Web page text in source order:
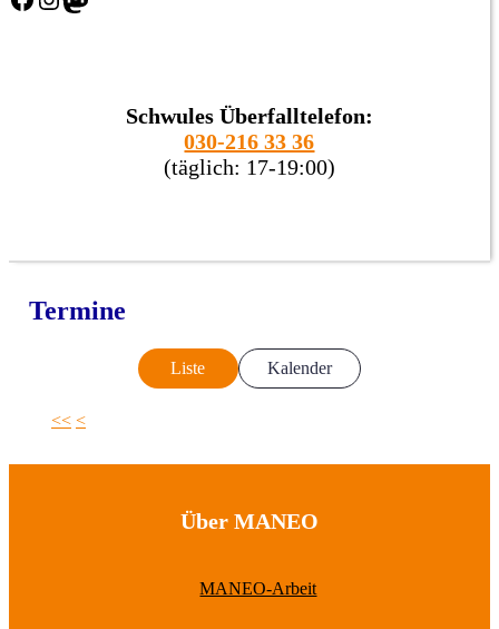
Schwules Überfalltelefon:
030-216 33 36
(täglich: 17-19:00)
Termine
Liste Kalender
<< <
Über MANEO
MANEO-Arbeit